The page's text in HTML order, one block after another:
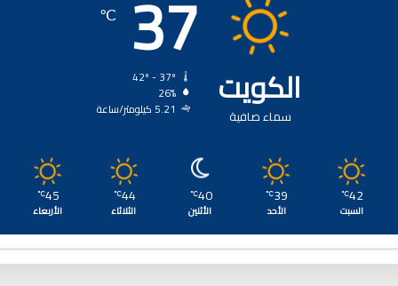
الكويت
سماء صافية
37
℃
26%
5.21 كيلومتر/ساعة
42
℃
السبت
39
℃
الأحد
40
℃
الأثنين
44
℃
الثلاثاء
45
℃
الأربعاء